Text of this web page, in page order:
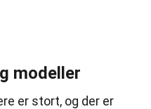
modeller
er stort, og der er